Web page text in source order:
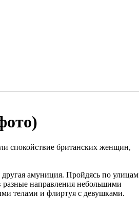
спокойствие британских женщин,
амуниция. Пройдясь по улицам
разные направления небольшими
телами и флиртуя с девушками.